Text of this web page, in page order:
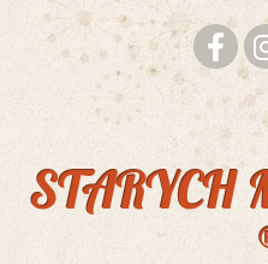
STARYCH